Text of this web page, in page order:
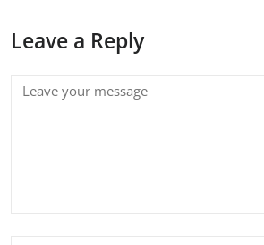
Leave a Reply